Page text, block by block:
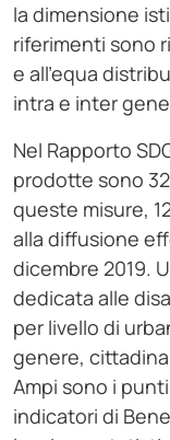
la dimensione
riferimenti sono
e all’equa
intra e inter
Nel Rapporto
prodotte sono
queste misure,
alla diffusione
dicembre 2019.
dedicata alle
per livello di
genere,
Ampi sono i
indicatori di